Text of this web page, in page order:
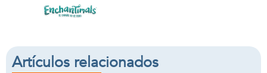
Artículos relacionados